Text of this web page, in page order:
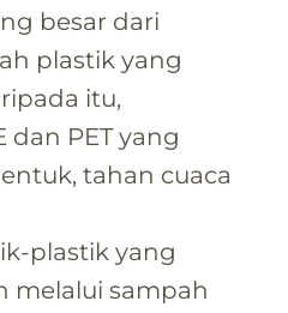
besar dari
plastik yang
itu,
dan PET yang
tahan cuaca
plastik yang
melalui sampah